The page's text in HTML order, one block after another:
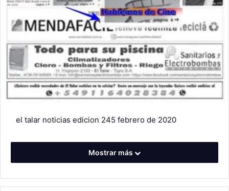
el talar noticias edicion 245 febrero de 2020
Mostrar más